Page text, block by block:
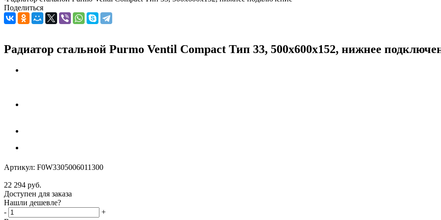
Поделиться
Радиатор стальной Purmo Ventil Compact Тип 33, 500x600x152, нижнее
Артикул: F0W3305006011300
22 294 руб.
Доступен для заказа
Нашли дешевле?
-
+